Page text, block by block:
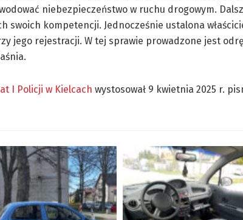
niebezpieczeństwo w ruchu drogowym.
swoich kompetencji. Jednocześnie ustalona
jego rejestracji. W tej sprawie prowadzone jest
I Policji w Kielcach wystosował 9 kwietnia 2025 r.